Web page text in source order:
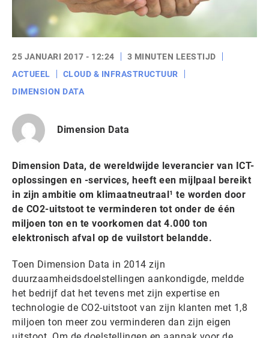
25 JANUARI 2017 - 12:24
3 MINUTEN LEESTIJD
ACTUEEL
CLOUD & INFRASTRUCTUUR
DIMENSION DATA
Dimension Data
Dimension Data, de wereldwijde leverancier van ICT-
oplossingen en -services, heeft een mijlpaal bereikt
in zijn ambitie om klimaatneutraal¹ te worden door
de CO2-uitstoot te verminderen tot onder de één
miljoen ton en te voorkomen dat 4.000 ton
elektronisch afval op de vuilstort belandde.
Toen Dimension Data in 2014 zijn
duurzaamheidsdoelstellingen aankondigde, meldde
het bedrijf dat het tevens met zijn expertise en
technologie de CO2-uitstoot van zijn klanten met 1,8
miljoen ton meer zou verminderen dan zijn eigen